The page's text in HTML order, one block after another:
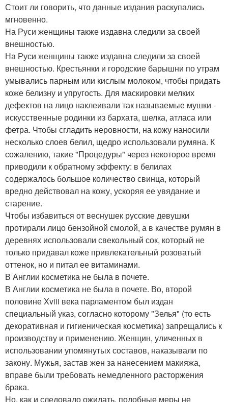
Стоит ли говорить, что данные издания раскупались
мгновенно.
На Руси женщины также издавна следили за своей
внешностью.
На Руси женщины также издавна следили за своей
внешностью. Крестьянки и городские барышни по утрам
умывались парным или кислым молоком, чтобы придать
коже белизну и упругость. Для маскировки мелких
дефектов на лицо наклеивали так называемые мушки -
искусственные родинки из бархата, шелка, атласа или
фетра. Чтобы сгладить неровности, на кожу наносили
несколько слоев белил, щедро использовали румяна. К
сожалению, такие "Процедуры" через некоторое время
приводили к обратному эффекту: в белилах
содержалось большое количество свинца, который
вредно действовал на кожу, ускоряя ее увядание и
старение.
Чтобы избавиться от веснушек русские девушки
протирали лицо бензойной смолой, а в качестве румян в
деревнях использовали свекольный сок, который не
только придавал коже привлекательный розоватый
оттенок, но и питал ее витаминами.
В Англии косметика не была в почете.
В Англии косметика не была в почете. Во, второй
половине Xviii века парламентом был издан
специальный указ, согласно которому "Зелья" (то есть
декоративная и гигиеническая косметика) запрещались к
производству и применению. Женщин, уличенных в
использовании упомянутых составов, наказывали по
закону. Мужья, застав жен за нанесением макияжа,
вправе были требовать немедленного расторжения
брака.
Но, как и следовало ожидать, подобные меры не